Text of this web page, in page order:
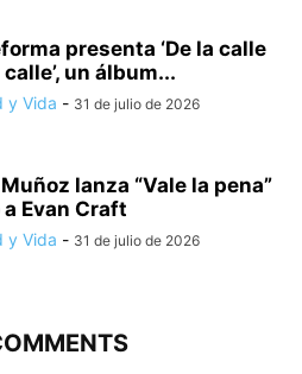
presenta ‘De la calle
calle’, un álbum...
y Vida - 31 de julio de 2026
lanza “Vale la pena”
Evan Craft
y Vida - 31 de julio de 2026